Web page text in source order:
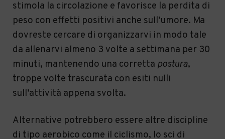
stimola la circolazione e favorisce la perdita di
peso con effetti positivi anche sull’umore. Ma
dovreste cercare di organizzarvi in modo tale
da allenarvi almeno 3 volte a settimana per 30
minuti, mantenendo una corretta postura,
troppe volte trascurata con esiti nulli
sull’attività appena svolta.
Alternative potrebbero essere altre discipline
di tipo aerobico come il ciclismo, lo sci di